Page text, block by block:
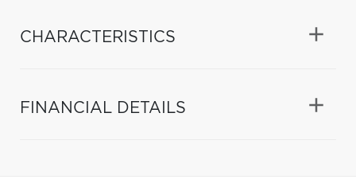
CHARACTERISTICS
FINANCIAL DETAILS